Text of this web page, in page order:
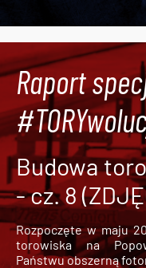
Raport
Budowa
- cz. 8
Rozpoczęte w maju
torowiska na
Państwu obszerną